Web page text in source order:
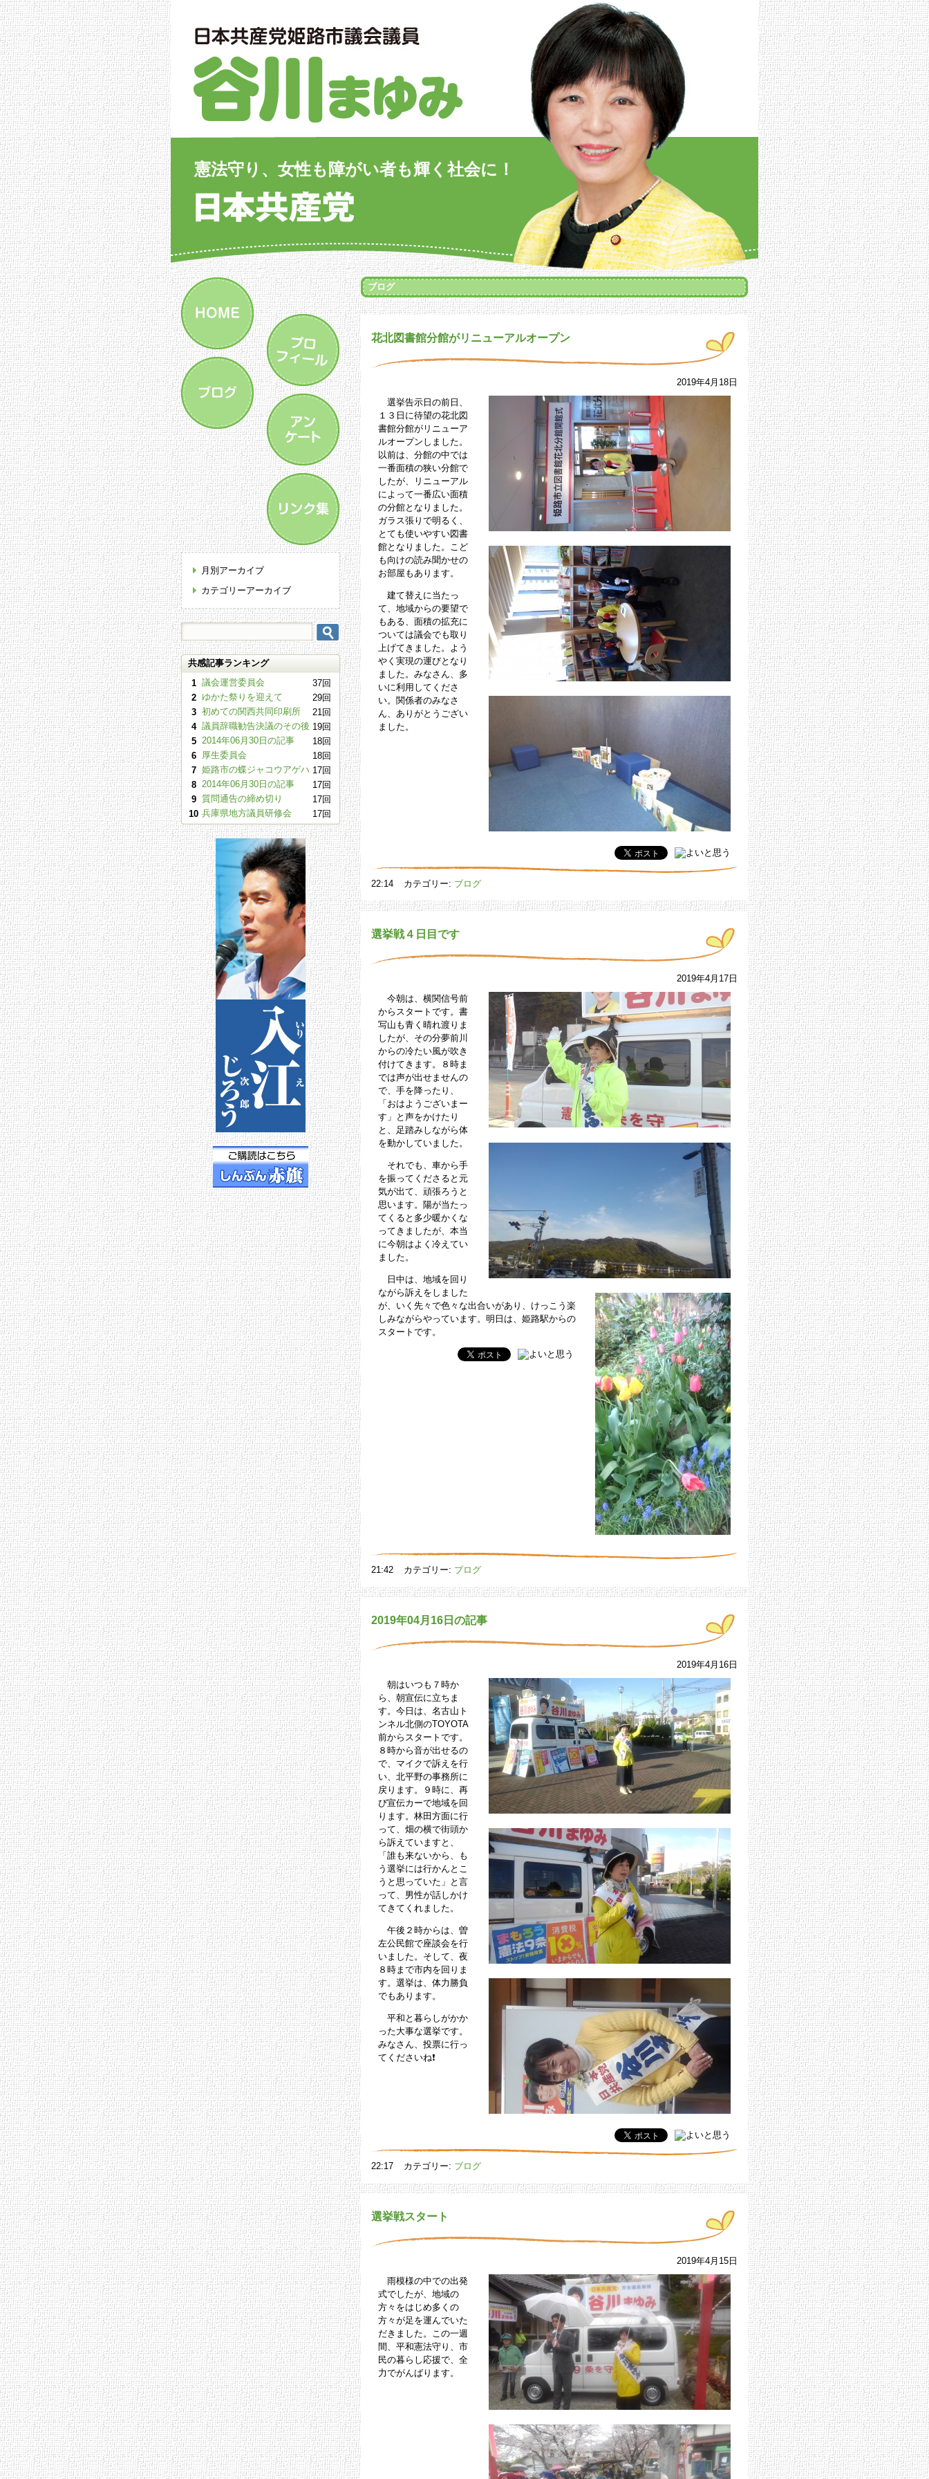
憲法守り、女性も障がい者も輝く社会に！
ブログ
花北図書館分館がリニューアルオープン
2019年4月18日
選挙告示日の前日、
１３日に待望の花北図
書館分館がリニューア
ルオープンしました。
以前は、分館の中では
一番面積の狭い分館で
したが、リニューアル
によって一番広い面積
の分館となりました。
ガラス張りで明るく、
とても使いやすい図書
館となりました。こど
も向けの読み聞かせの
お部屋もあります。
建て替えに当たっ
て、地域からの要望で
もある、面積の拡充に
ついては議会でも取り
上げてきました。よう
やく実現の運びとなり
ました。みなさん、多
いに利用してくださ
い。関係者のみなさ
ん、ありがとうござい
ました。
22:14 カテゴリー: ブログ
選挙戦４日目です
2019年4月17日
今朝は、横関信号前
からスタートです。書
写山も青く晴れ渡りま
したが、その分夢前川
からの冷たい風が吹き
付けてきます。８時ま
では声が出せませんの
で、手を降ったり、
「おはようございまー
す」と声をかけたり
と、足踏みしながら体
を動かしていました。
それでも、車から手
を振ってくださると元
気が出て、頑張ろうと
思います。陽が当たっ
てくると多少暖かくな
ってきましたが、本当
に今朝はよく冷えてい
ました。
日中は、地域を回り
ながら訴えをしました
が、いく先々で色々な出合いがあり、けっこう楽
しみながらやっています。明日は、姫路駅からの
スタートです。
21:42 カテゴリー: ブログ
2019年04月16日の記事
2019年4月16日
朝はいつも７時か
ら、朝宣伝に立ちま
す。今日は、名古山ト
ンネル北側のTOYOTA
前からスタートです。
８時から音が出せるの
で、マイクで訴えを行
い、北平野の事務所に
戻ります。９時に、再
び宣伝カーで地域を回
ります。林田方面に行
って、畑の横で街頭か
ら訴えていますと、
「誰も来ないから、も
う選挙には行かんとこ
うと思っていた」と言
って、男性が話しかけ
てきてくれました。
午後２時からは、曽
左公民館で座談会を行
いました。そして、夜
８時まで市内を回りま
す。選挙は、体力勝負
でもあります。
平和と暮らしがかか
った大事な選挙です。
みなさん、投票に行っ
てくださいね❗
22:17 カテゴリー: ブログ
選挙戦スタート
2019年4月15日
雨模様の中での出発
式でしたが、地域の
方々をはじめ多くの
方々が足を運んでいた
だきました。この一週
間、平和憲法守り、市
民の暮らし応援で、全
力でがんばります。
月別アーカイブ
カテゴリーアーカイブ
共感記事ランキング
1 議会運営委員会
37回
2 ゆかた祭りを迎えて
29回
3 初めての関西共同印刷所
21回
4 議員辞職勧告決議のその後 19回
5 2014年06月30日の記事
18回
6
厚生委員会
18回
7 姫路市の蝶ジャコウアゲハ 17回
8 2014年06月30日の記事
17回
9 質問通告の締め切り
17回
10 兵庫県地方議員研修会 17回